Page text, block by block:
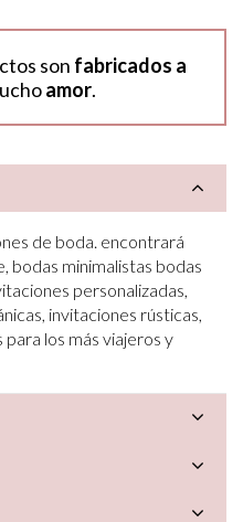
son fabricados a
amor.
de boda. encontrará
bodas minimalistas bodas
personalizadas,
invitaciones rústicas,
los más viajeros y